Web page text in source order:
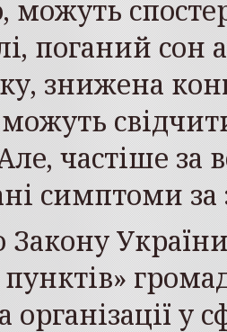
можуть
поганий сон
знижена
частіше
симптоми за
Закону
організації у